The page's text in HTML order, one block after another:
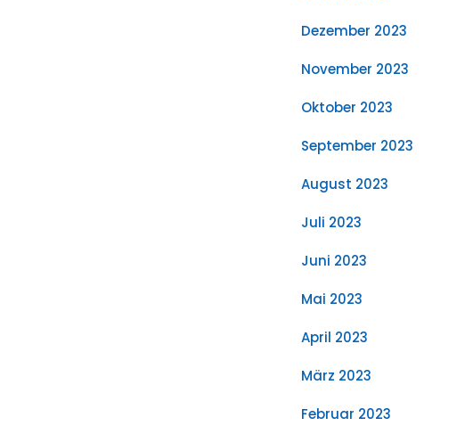
Dezember 2023
November 2023
Oktober 2023
September 2023
August 2023
Juli 2023
Juni 2023
Mai 2023
April 2023
März 2023
Februar 2023